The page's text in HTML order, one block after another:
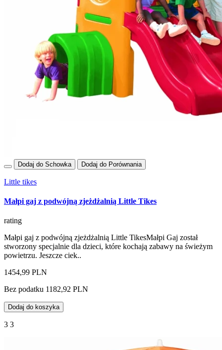
Dodaj do Schowka Dodaj do Porównania
Little tikes
Małpi gaj z podwójną zjeżdżalnią Little Tikes
rating
Małpi gaj z podwójną zjeżdżalnią Little TikesMałpi Gaj został
stworzony specjalnie dla dzieci, które kochają zabawy na świeżym
powietrzu. Jeszcze ciek..
1454,99 PLN
Bez podatku 1182,92 PLN
Dodaj do koszyka
3 3